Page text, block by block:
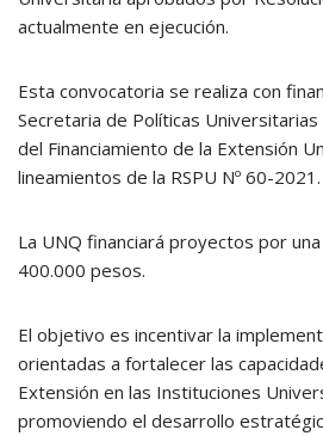
actualmente en ejecución.
Esta convocatoria se realiza con
Secretaria de Políticas Universitarias
del Financiamiento de la Extensión
lineamientos de la RSPU Nº 60-2021.
La UNQ financiará proyectos por
400.000 pesos.
El objetivo es incentivar la
orientadas a fortalecer las
Extensión en las Instituciones
promoviendo el desarrollo